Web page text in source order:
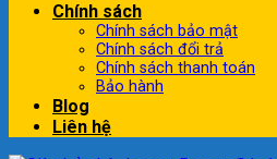
Chính sách
Chính sách bảo mật
Chính sách đổi trả
Chính sách thanh toán
Bảo hành
Blog
Liên hệ